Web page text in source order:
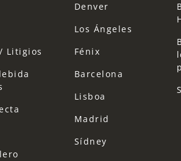
Litigios
Denver
Los Ángeles
Fénix
Barcelona
Lisboa
Madrid
Sídney